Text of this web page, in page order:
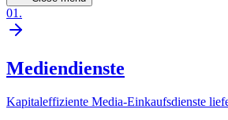
01 .
Mediendienste
Kapitaleffiziente Media-Einkaufsdienste